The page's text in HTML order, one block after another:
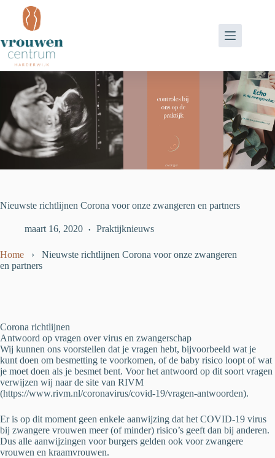
inhoud
Nieuwste richtlijnen Corona voor onze zwangeren en partners
maart 16, 2020 Praktijknieuws
Home › Nieuwste richtlijnen Corona voor onze zwangeren
en partners
Corona richtlijnen
Antwoord op vragen over virus en zwangerschap
Wij kunnen ons voorstellen dat je vragen hebt, bijvoorbeeld wat je
kunt doen om besmetting te voorkomen, of de baby risico loopt of wat
je moet doen als je besmet bent. Voor het antwoord op dit soort vragen
verwijzen wij naar de site van RIVM
(https://www.rivm.nl/coronavirus/covid-19/vragen-antwoorden).
Er is op dit moment geen enkele aanwijzing dat het COVID-19 virus
bij zwangere vrouwen meer (of minder) risico’s geeft dan bij anderen.
Dus alle aanwijzingen voor burgers gelden ook voor zwangere
vrouwen en kraamvrouwen.